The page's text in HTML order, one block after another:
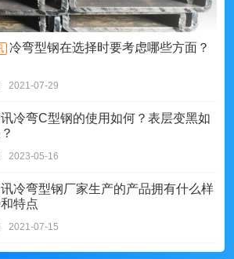
冷弯型钢在选择时要考虑哪些方面？
2021-07-29
冷弯C型钢的使用如何？表层变黑如
2023-05-16
冷弯型钢厂家生产的产品拥有什么样
特点
2021-07-15